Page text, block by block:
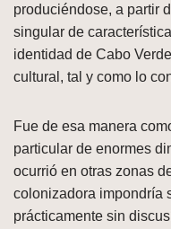
produciéndose, a partir
singular de
identidad de Cabo
cultural, tal y como lo
Fue de esa manera
particular de enormes
ocurrió en otras zonas
colonizadora impondría
prácticamente sin